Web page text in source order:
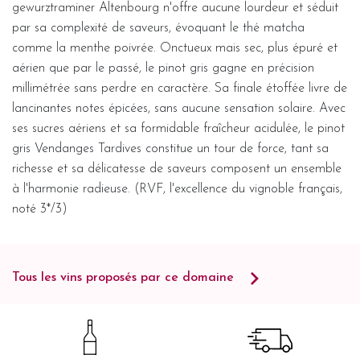
gewurztraminer Altenbourg n'offre aucune lourdeur et séduit
par sa complexité de saveurs, évoquant le thé matcha
comme la menthe poivrée. Onctueux mais sec, plus épuré et
aérien que par le passé, le pinot gris gagne en précision
millimétrée sans perdre en caractère. Sa finale étoffée livre de
lancinantes notes épicées, sans aucune sensation solaire. Avec
ses sucres aériens et sa formidable fraîcheur acidulée, le pinot
gris Vendanges Tardives constitue un tour de force, tant sa
richesse et sa délicatesse de saveurs composent un ensemble
à l'harmonie radieuse. (RVF, l'excellence du vignoble français,
noté 3*/3)
Tous les vins proposés par ce domaine